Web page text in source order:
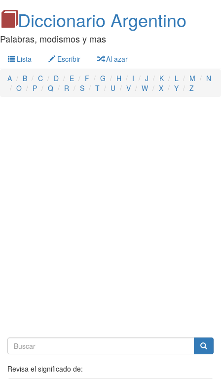
Diccionario Argentino
Palabras, modismos y mas
Lista Escribir
Al azar
A
B C D E F G H I J K L M
N
O
P Q R S T U V W X Y Z
Revisa el significado de: